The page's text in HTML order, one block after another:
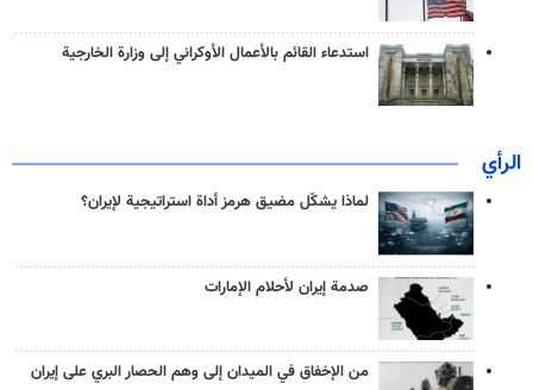
استدعاء القائم بالأعمال الأوكراني إلى وزارة الخارجية
الرأي
لماذا يشكّل مضيق هرمز أداة استراتيجية لإيران؟
صدمة إيران لأحلام الإمارات
من الإخفاق في الميدان إلى وهم الحصار البري على إيران